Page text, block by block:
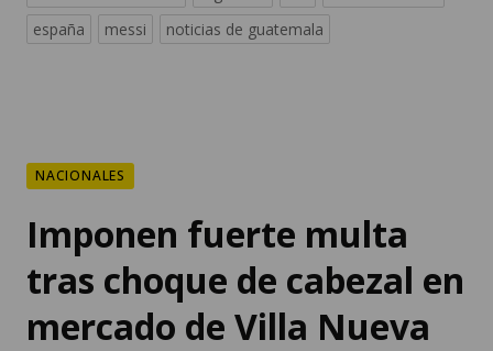
españa
messi noticias de guatemala
NACIONALES
Imponen fuerte multa
tras choque de cabezal en
mercado de Villa Nueva